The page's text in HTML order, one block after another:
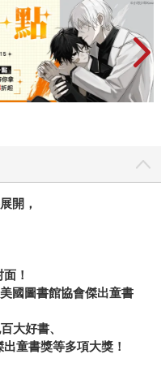
銀
開，
！
國圖書館協會傑出童書
大好書、
童書獎等多項大獎！